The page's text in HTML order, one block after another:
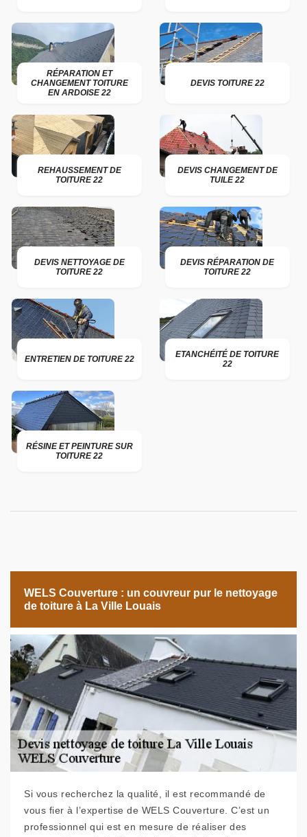
RÉPARATION ET
CHANGEMENT TOITURE
EN ARDOISE 22
DEVIS TOITURE 22
REHAUSSEMENT DE
TOITURE 22
DEVIS CHANGEMENT DE
TUILE 22
DEVIS NETTOYAGE DE
TOITURE 22
DEVIS RÉPARATION DE
TOITURE 22
ENTRETIEN DE TOITURE 22
ETANCHÉITÉ DE TOITURE
22
RÉSINE ET PEINTURE SUR
TOITURE 22
WELS Couverture : un couvreur pur le nettoyage
de toiture à La Ville Louais
Si vous recherchez la qualité, il est recommandé de
vous fier à l’expertise de WELS Couverture. C’est un
professionnel qui est en mesure de réaliser des